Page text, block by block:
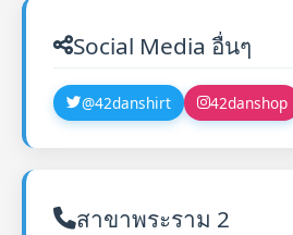
Social Media อื่นๆ
@42danshirt 42danshop
สาขาพระราม 2